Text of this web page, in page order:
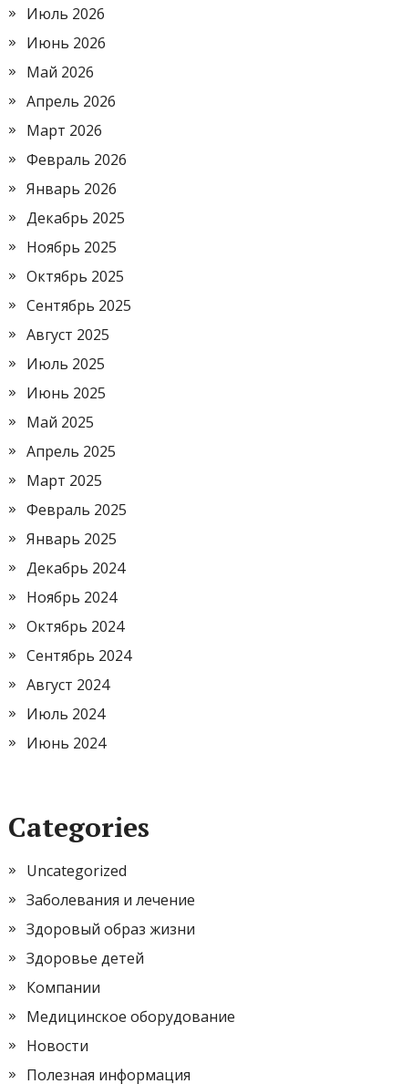
Июль 2026
Июнь 2026
Май 2026
Апрель 2026
Март 2026
Февраль 2026
Январь 2026
Декабрь 2025
Ноябрь 2025
Октябрь 2025
Сентябрь 2025
Август 2025
Июль 2025
Июнь 2025
Май 2025
Апрель 2025
Март 2025
Февраль 2025
Январь 2025
Декабрь 2024
Ноябрь 2024
Октябрь 2024
Сентябрь 2024
Август 2024
Июль 2024
Июнь 2024
Categories
Uncategorized
Заболевания и лечение
Здоровый образ жизни
Здоровье детей
Компании
Медицинское оборудование
Новости
Полезная информация